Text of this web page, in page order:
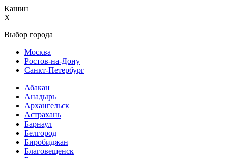
Кашин
X
Выбор города
Москва
Ростов-на-Дону
Санкт-Петербург
Абакан
Анадырь
Архангельск
Астрахань
Барнаул
Белгород
Биробиджан
Благовещенск